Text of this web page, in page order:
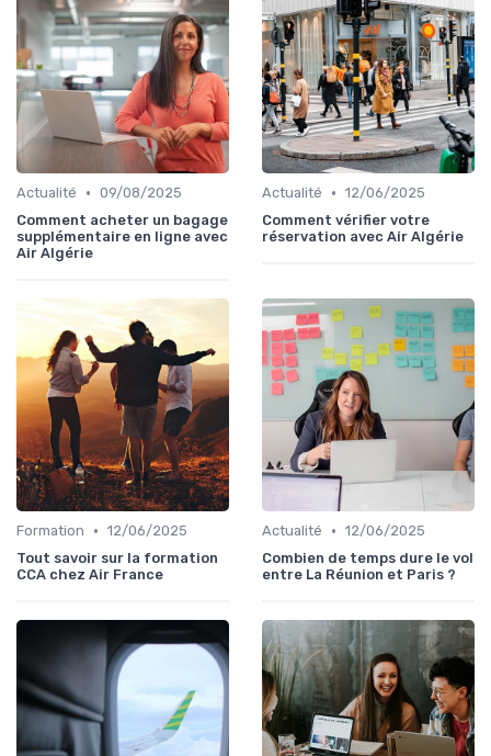
Actualité • 09/08/2025
Comment acheter un bagage
supplémentaire en ligne avec
Air Algérie
Actualité • 12/06/2025
Comment vérifier votre
réservation avec Air Algérie
Formation • 12/06/2025
Tout savoir sur la formation
CCA chez Air France
Actualité • 12/06/2025
Combien de temps dure le vol
entre La Réunion et Paris ?